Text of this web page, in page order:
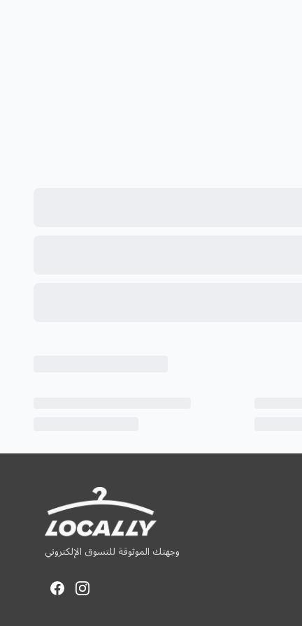
وجهتك الموثوقة للتسوق الإلكتروني